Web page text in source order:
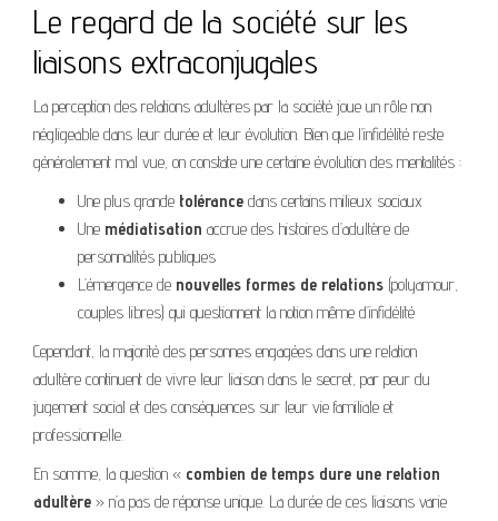
Le regard de la société sur les
liaisons extraconjugales
La perception des relations adultères par la société joue un rôle non
négligeable dans leur durée et leur évolution. Bien que l’infidélité reste
généralement mal vue, on constate une certaine évolution des mentalités :
Une plus grande tolérance dans certains milieux sociaux
Une médiatisation accrue des histoires d’adultère de
personnalités publiques
L’émergence de nouvelles formes de relations (polyamour,
couples libres) qui questionnent la notion même d’infidélité
Cependant, la majorité des personnes engagées dans une relation
adultère continuent de vivre leur liaison dans le secret, par peur du
jugement social et des conséquences sur leur vie familiale et
professionnelle.
En somme, la question « combien de temps dure une relation
adultère » n’a pas de réponse unique. La durée de ces liaisons varie